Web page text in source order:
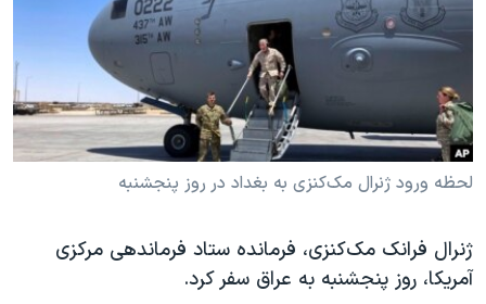
فرهنگ و زندگی
حقوق شهروندی
اقتصادی
علم و فناوری
اسرائیل در جنگ
آرشیو پخش زنده
مستندها
انتخابات ریاست جمهوری آمریکا ۲۰۲۴
حمله جمهوری اسلامی به اسرائیل
رمز مهسا
ورزش زنان در ایران
مجموعه مستندهای دادخواهی
تریبونال مردمی آبان ۹۸
دنبال کنید
زبانهای مختلف
لحظه ورود ژنرال مک‌کنزی به بغداد در روز پنجشنبه
ژنرال فرانک مک‌کنزی، فرمانده ستاد فرماندهی مرکزی
آمریکا، روز پنجشنبه به عراق سفر کرد.